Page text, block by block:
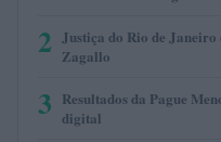
2
Justiça do Rio de Janeiro
Zagallo
3 Resultados da Pague
digital